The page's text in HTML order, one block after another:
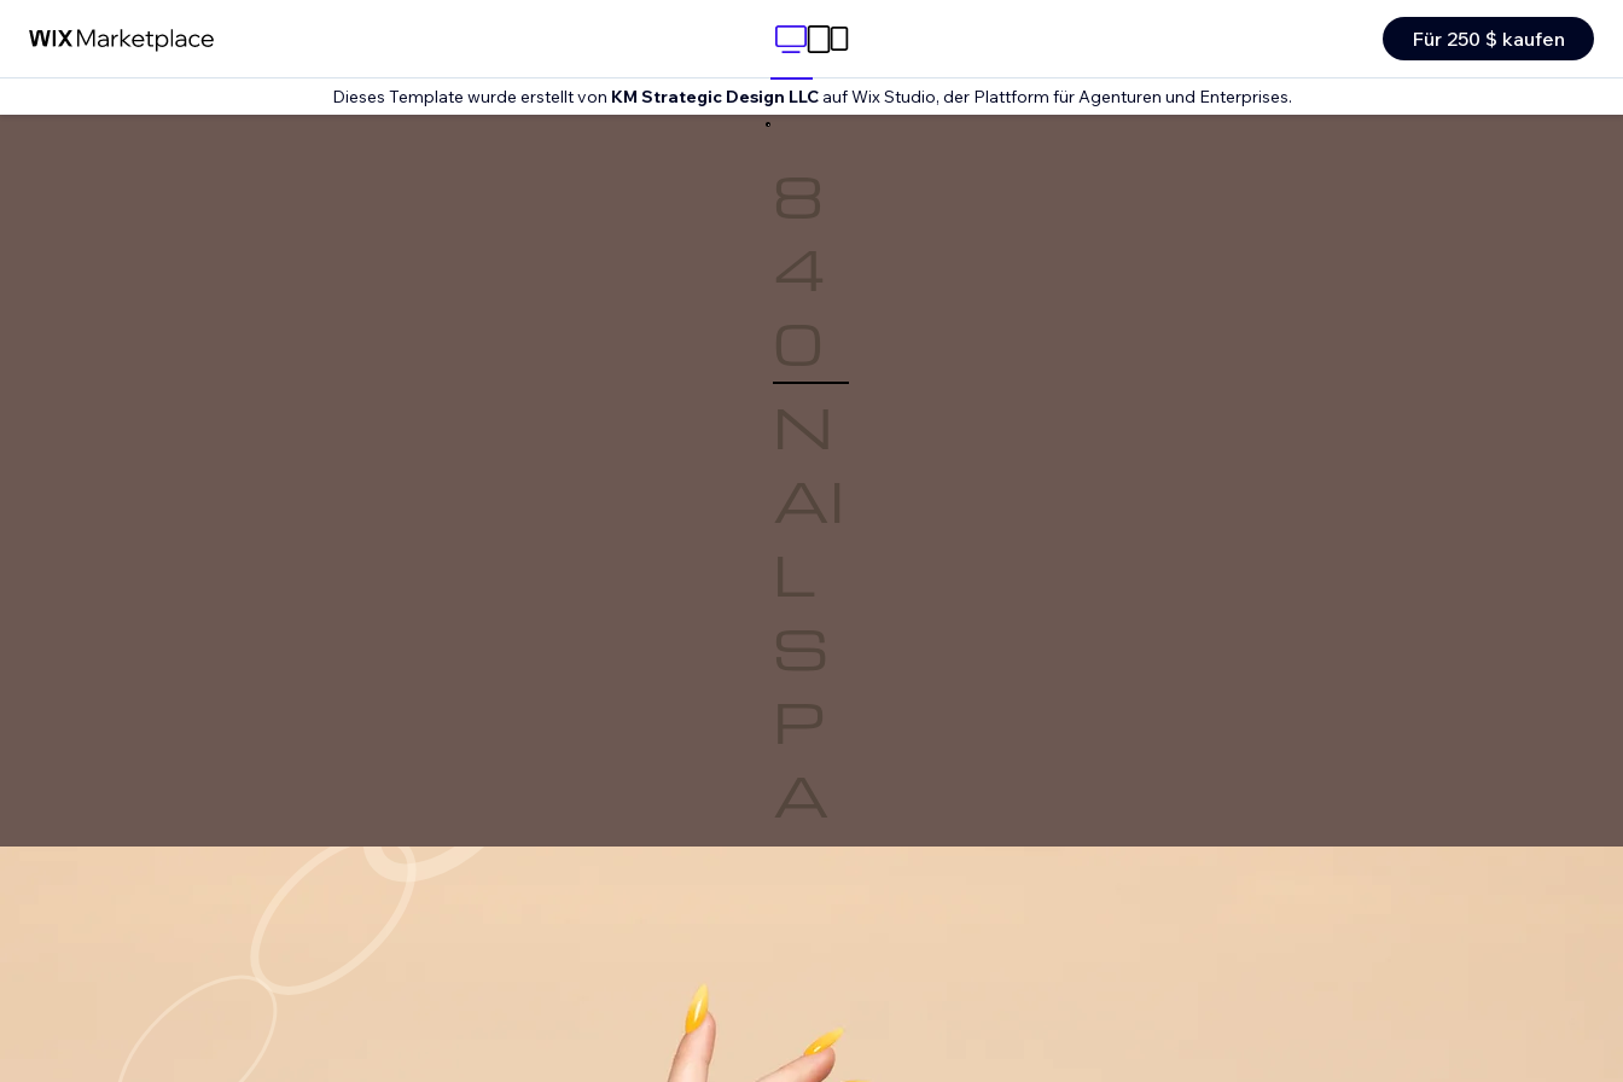
Für 250 $ kaufen
Dieses Template wurde erstellt von KM Strategic Design LLCauf Wix Studio, der Plattform für Agenturen und Enterprises.